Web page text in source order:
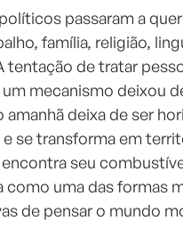
passaram a
família, religião,
tentação de tratar
mecanismo deixou
amanhã deixa de ser
se transforma em
seu
como uma das formas
de pensar o mundo